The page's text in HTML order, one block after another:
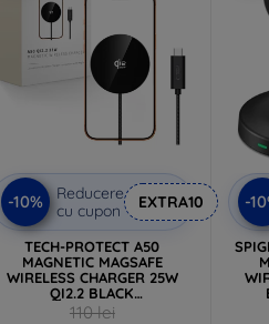
-10%
Reducere
cu cupon
EXTRA10
TECH-PROTECT A50
MAGNETIC MAGSAFE
WIRELESS CHARGER 25W
QI2.2 BLACK
(5906302339396)
110 lei
-